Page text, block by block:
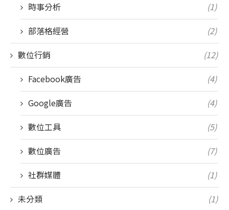
時事分析
(1)
部落格經營
(2)
數位行銷
(12)
Facebook廣告
(4)
Google廣告
(4)
數位工具
(5)
數位廣告
(7)
社群媒體
(1)
未分類
(1)